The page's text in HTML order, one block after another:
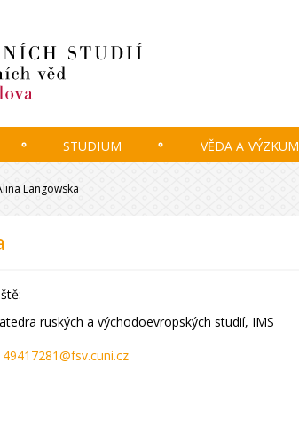
STUDIUM VĚDA A VÝZKUM
Langowska
ruských a východoevropských studií, IMS
49417281@fsv.cuni.cz